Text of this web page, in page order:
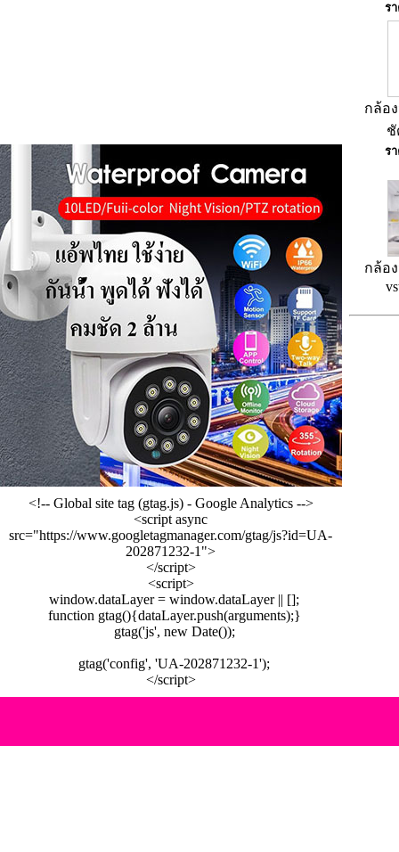
<!-- Global site tag (gtag.js) - Google Analytics -->
<script async
src="https://www.googletagmanager.com/gtag/js?id=UA-
202871232-1">
</script>
<script>
window.dataLayer = window.dataLayer || [];
function gtag(){dataLayer.push(arguments);}
gtag('js', new Date());
gtag('config', 'UA-202871232-1');
</script>
ร
กล้อ
ชั
ร
กล้อ